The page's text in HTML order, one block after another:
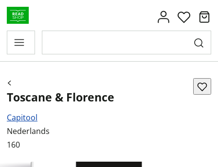
Toscane & Florence
Capitool
Nederlands
160